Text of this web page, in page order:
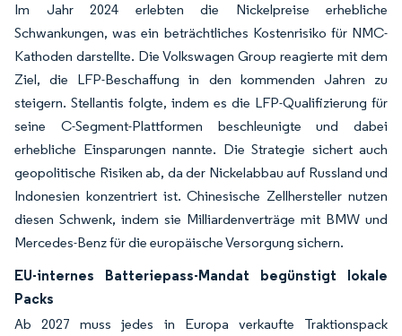
Im Jahr 2024 erlebten die Nickelpreise erhebliche
Schwankungen, was ein beträchtliches Kostenrisiko für NMC-
Kathoden darstellte. Die Volkswagen Group reagierte mit dem
Ziel, die LFP-Beschaffung in den kommenden Jahren zu
steigern. Stellantis folgte, indem es die LFP-Qualifizierung für
seine C-Segment-Plattformen beschleunigte und dabei
erhebliche Einsparungen nannte. Die Strategie sichert auch
geopolitische Risiken ab, da der Nickelabbau auf Russland und
Indonesien konzentriert ist. Chinesische Zellhersteller nutzen
diesen Schwenk, indem sie Milliardenverträge mit BMW und
Mercedes-Benz für die europäische Versorgung sichern.
EU-internes Batteriepass-Mandat begünstigt lokale
Packs
Ab 2027 muss jedes in Europa verkaufte Traktionspack